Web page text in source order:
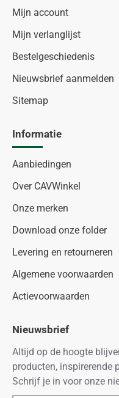
Mijn account
Mijn verlanglijst
Bestelgeschiedenis
Nieuwsbrief aanmelden
Sitemap
Informatie
Aanbiedingen
Over CAVWinkel
Onze merken
Download onze folder
Levering en retourneren
Algemene voorwaarden
Actievoorwaarden
Nieuwsbrief
Altijd op de hoogte
producten, inspirerende
Schrijf je in voor onze